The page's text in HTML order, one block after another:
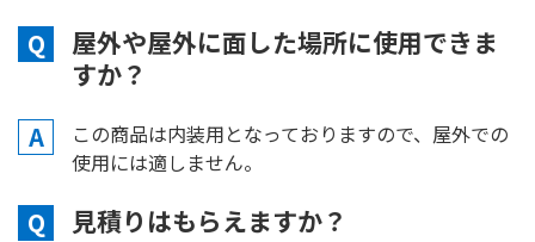
Q
屋外や屋外に面した場所に使用できま
すか？
A
この商品は内装用となっておりますので、屋外での
使用には適しません。
Q 見積りはもらえますか？